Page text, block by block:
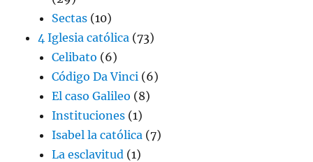
Sectas (10)
4 Iglesia católica (73)
Celibato (6)
Código Da Vinci (6)
El caso Galileo (8)
Instituciones (1)
Isabel la católica (7)
La esclavitud (1)